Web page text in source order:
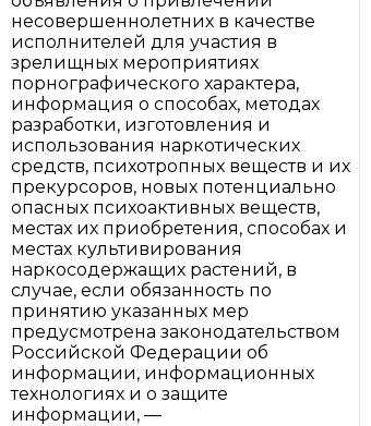
несовершеннолетних в качестве
исполнителей для участия в
зрелищных мероприятиях
порнографического характера,
информация о способах, методах
разработки, изготовления и
использования наркотических
средств, психотропных веществ и их
прекурсоров, новых потенциально
опасных психоактивных веществ,
местах их приобретения, способах и
местах культивирования
наркосодержащих растений, в
случае, если обязанность по
принятию указанных мер
предусмотрена законодательством
Российской Федерации об
информации, информационных
технологиях и о защите
информации, —